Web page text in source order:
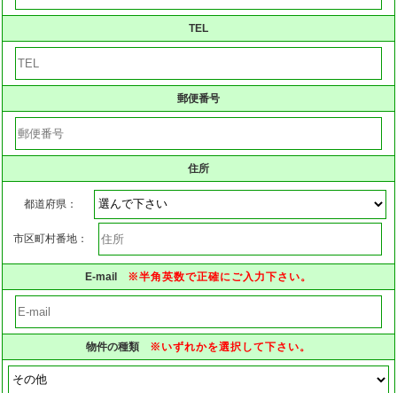
本人又は代理人から、利用目的の通知、開示、内容
の訂正、追加または削除、利用の停止、消去、およ
び第三者提供停止の求めに応じます。その場合のお
●お問合せ窓口:伊豆太陽ホーム株式会社 TEL 0800-
TEL
郵便番号
住所
都道府県：
市区町村番地：
E-mail ※半角英数で正確にご入力下さい。
物件の種類 ※いずれかを選択して下さい。